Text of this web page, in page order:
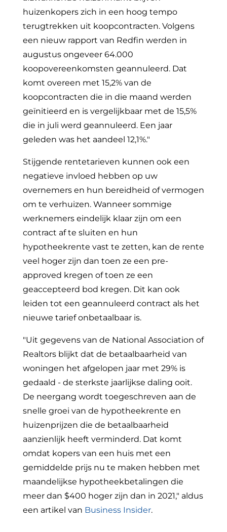
huizenkopers zich in een hoog tempo
terugtrekken uit koopcontracten. Volgens
een nieuw rapport van Redfin werden in
augustus ongeveer 64.000
koopovereenkomsten geannuleerd. Dat
komt overeen met 15,2% van de
koopcontracten die in die maand werden
geïnitieerd en is vergelijkbaar met de 15,5%
die in juli werd geannuleerd. Een jaar
geleden was het aandeel 12,1%."
Stijgende rentetarieven kunnen ook een
negatieve invloed hebben op uw
overnemers en hun bereidheid of vermogen
om te verhuizen. Wanneer sommige
werknemers eindelijk klaar zijn om een
contract af te sluiten en hun
hypotheekrente vast te zetten, kan de rente
veel hoger zijn dan toen ze een pre-
approved kregen of toen ze een
geaccepteerd bod kregen. Dit kan ook
leiden tot een geannuleerd contract als het
nieuwe tarief onbetaalbaar is.
"Uit gegevens van de National Association of
Realtors blijkt dat de betaalbaarheid van
woningen het afgelopen jaar met 29% is
gedaald - de sterkste jaarlijkse daling ooit.
De neergang wordt toegeschreven aan de
snelle groei van de hypotheekrente en
huizenprijzen die de betaalbaarheid
aanzienlijk heeft verminderd. Dat komt
omdat kopers van een huis met een
gemiddelde prijs nu te maken hebben met
maandelijkse hypotheekbetalingen die
meer dan $400 hoger zijn dan in 2021," aldus
een artikel van Business Insider.